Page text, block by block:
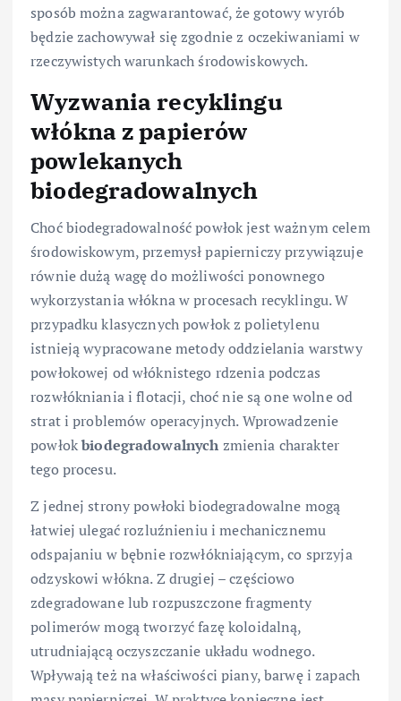
sposób można zagwarantować, że gotowy wyrób
będzie zachowywał się zgodnie z oczekiwaniami w
rzeczywistych warunkach środowiskowych.
Wyzwania recyklingu
włókna z papierów
powlekanych
biodegradowalnych
Choć biodegradowalność powłok jest ważnym celem
środowiskowym, przemysł papierniczy przywiązuje
równie dużą wagę do możliwości ponownego
wykorzystania włókna w procesach recyklingu. W
przypadku klasycznych powłok z polietylenu
istnieją wypracowane metody oddzielania warstwy
powłokowej od włóknistego rdzenia podczas
rozwłókniania i flotacji, choć nie są one wolne od
strat i problemów operacyjnych. Wprowadzenie
powłokbiodegradowalnych zmienia charakter
tego procesu.
Z jednej strony powłoki biodegradowalne mogą
łatwiej ulegać rozluźnieniu i mechanicznemu
odspajaniu w bębnie rozwłókniającym, co sprzyja
odzyskowi włókna. Z drugiej – częściowo
zdegradowane lub rozpuszczone fragmenty
polimerów mogą tworzyć fazę koloidalną,
utrudniającą oczyszczanie układu wodnego.
Wpływają też na właściwości piany, barwę i zapach